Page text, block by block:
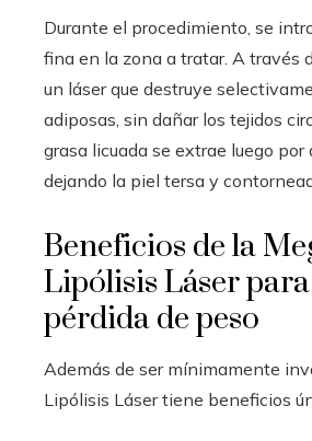
Durante el procedimiento, se
fina en la zona a tratar. A través
un láser que destruye
adiposas, sin dañar los tejidos
grasa licuada se extrae luego por
dejando la piel tersa y
Beneficios de la
Lipólisis Láser
pérdida de peso
Además de ser mínimamente
Lipólisis Láser tiene beneficios